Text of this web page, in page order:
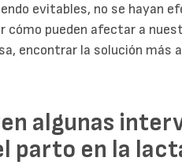
evitables, no se hayan
cómo pueden afectar a
encontrar la solución más
algunas
parto en la